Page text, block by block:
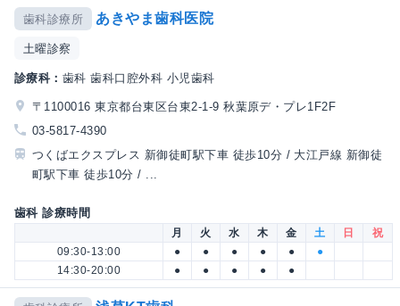
歯科診療所 あきやま歯科医院
土曜診察
診療科： 歯科 歯科口腔外科 小児歯科
〒1100016 東京都台東区台東2-1-9 秋葉原デ・プレ1F2F
03-5817-4390
つくばエクスプレス 新御徒町駅下車 徒歩10分 / 大江戸線 新御徒
町駅下車 徒歩10分 / ...
歯科 診療時間
月 火 水 木 金 土 日
祝
09:30-13:00
● ● ● ● ●
●
14:30-20:00
● ● ● ● ●